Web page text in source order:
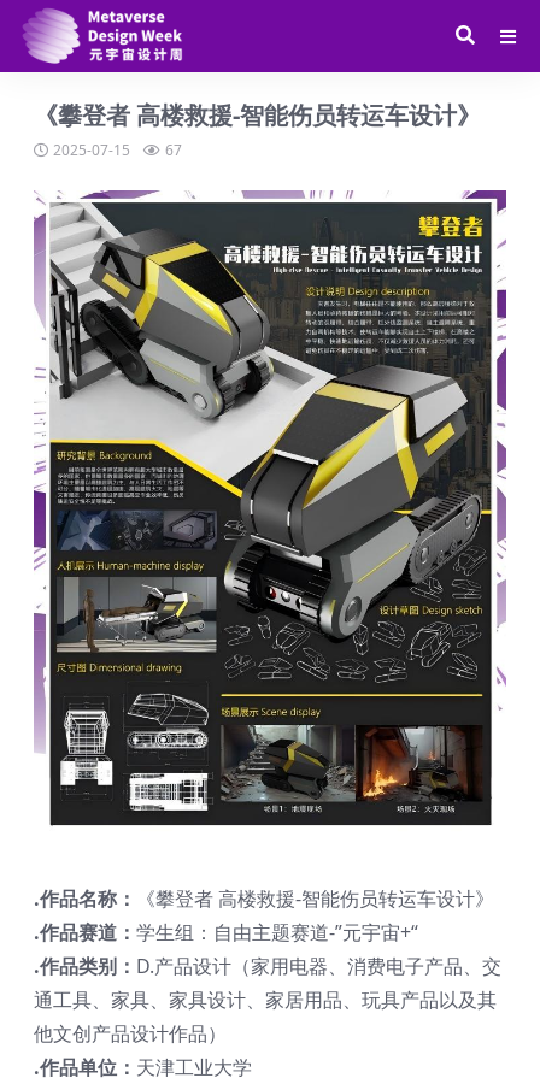
《攀登者 高楼救援-智能伤员转运车设计》
2025-07-15 67
.作品名称：
《攀登者 高楼救援-智能伤员转运车设计》
.作品赛道： 学生组：自由主题赛道-”元宇宙+“
.作品类别： D.产品设计（家用电器、消费电子产品、交
通工具、家具、家具设计、家居用品、玩具产品以及其
他文创产品设计作品）
.作品单位： 天津工业大学